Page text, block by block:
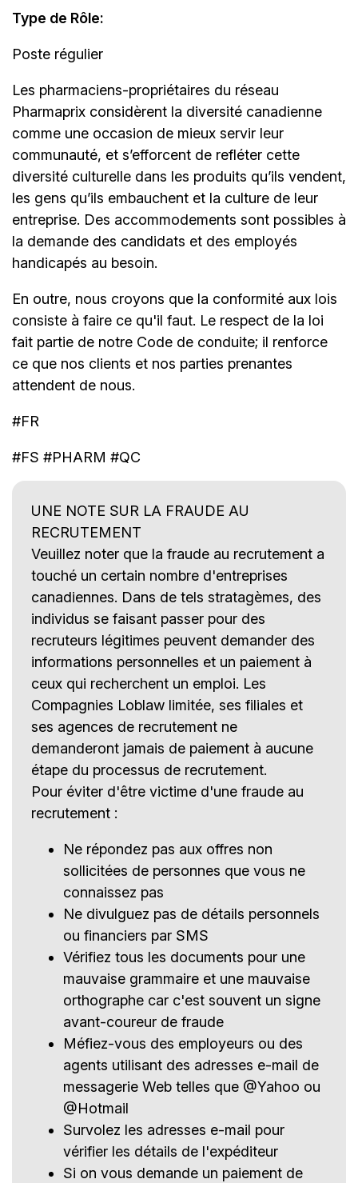
Type de Rôle:
Poste régulier
Les pharmaciens-propriétaires du réseau
Pharmaprix considèrent la diversité canadienne
comme une occasion de mieux servir leur
communauté, et s’efforcent de refléter cette
diversité culturelle dans les produits qu’ils vendent,
les gens qu’ils embauchent et la culture de leur
entreprise. Des accommodements sont possibles à
la demande des candidats et des employés
handicapés au besoin.
En outre, nous croyons que la conformité aux lois
consiste à faire ce qu'il faut. Le respect de la loi
fait partie de notre Code de conduite; il renforce
ce que nos clients et nos parties prenantes
attendent de nous.
#FR
#FS #PHARM #QC
UNE NOTE SUR LA FRAUDE AU
RECRUTEMENT
Veuillez noter que la fraude au recrutement a
touché un certain nombre d'entreprises
canadiennes. Dans de tels stratagèmes, des
individus se faisant passer pour des
recruteurs légitimes peuvent demander des
informations personnelles et un paiement à
ceux qui recherchent un emploi. Les
Compagnies Loblaw limitée, ses filiales et
ses agences de recrutement ne
demanderont jamais de paiement à aucune
étape du processus de recrutement.
Pour éviter d'être victime d'une fraude au
recrutement :
Ne répondez pas aux offres non
sollicitées de personnes que vous ne
connaissez pas
Ne divulguez pas de détails personnels
ou financiers par SMS
Vérifiez tous les documents pour une
mauvaise grammaire et une mauvaise
orthographe car c'est souvent un signe
avant-coureur de fraude
Méfiez-vous des employeurs ou des
agents utilisant des adresses e-mail de
messagerie Web telles que @Yahoo ou
@Hotmail
Survolez les adresses e-mail pour
vérifier les détails de l'expéditeur
Si on vous demande un paiement de